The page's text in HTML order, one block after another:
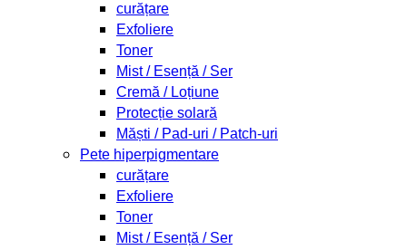
curățare
Exfoliere
Toner
Mist / Esență / Ser
Cremă / Loțiune
Protecție solară
Măști / Pad-uri / Patch-uri
Pete hiperpigmentare
curățare
Exfoliere
Toner
Mist / Esență / Ser